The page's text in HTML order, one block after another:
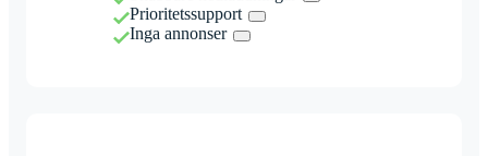
Prioritetssupport
Inga annonser